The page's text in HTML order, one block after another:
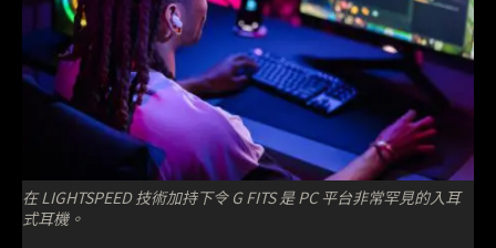
在 LIGHTSPEED 技術加持下令 G FITS 是 PC 平台非常罕見的入耳
式耳機。